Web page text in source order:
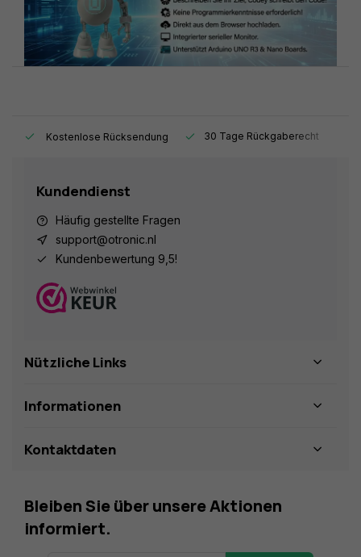
Kostenlose Rücksendung 30 Tage Rückgaberecht
Kundendienst
Häufig gestellte Fragen
support@otronic.nl
Kundenbewertung 9,5!
Nützliche Links
Informationen
Kontaktdaten
Bleiben Sie über unsere Aktionen
informiert.